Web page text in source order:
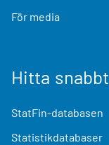
För media
Hitta snabbt
StatFin-databasen
Statistikdatabaser